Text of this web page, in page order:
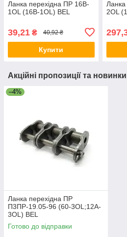
Ланка перехідна ПР 16B-
1OL (16B-1OL) BEL
39,21 ₴ 40,92 ₴
Купити
2OL
Акційні пропозиції та новинки
–4%
Ланка перехідна ПР
П3ПР-19.05-96 (60-3OL;12A-
3OL) BEL
Готово до відправки